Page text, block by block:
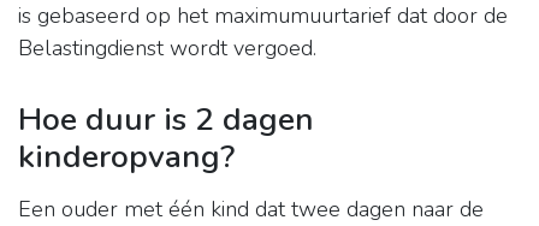
is gebaseerd op het maximumuurtarief dat door de
Belastingdienst wordt vergoed.
Hoe duur is 2 dagen
kinderopvang?
Een ouder met één kind dat twee dagen naar de